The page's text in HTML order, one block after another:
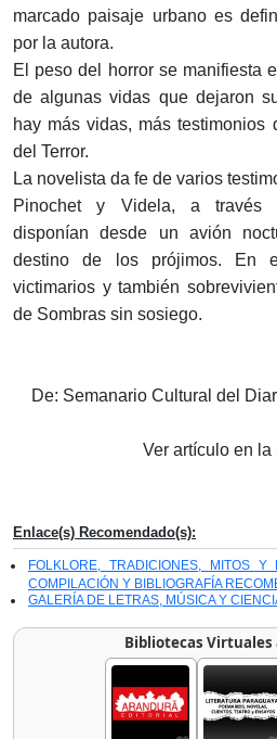
marcado paisaje urbano es
por la autora.
El peso del horror se manifiesta
de algunas vidas que dejaron
hay más vidas, más testimonios
del Terror.
La novelista da fe de varios
Pinochet y Videla, a través
disponían desde un avión
destino de los prójimos. En
victimarios y también
de Sombras sin sosiego.
De: Semanario Cultural del
Ver artículo en
Enlace(s) Recomendado(s):
FOLKLORE, TRADICIONES, MITOS
COMPILACIÓN Y BIBLIOGRAFÍA
GALERÍA DE LETRAS, MÚSICA Y
Bibliotecas Virtuales